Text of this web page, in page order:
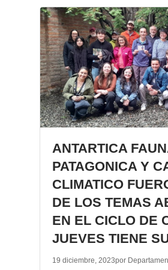
ANTARTICA
PATAGONICA Y
CLIMATICO
DE LOS TEMAS
EN EL CICLO DE
JUEVES TIENE
19 diciembre, 2023por